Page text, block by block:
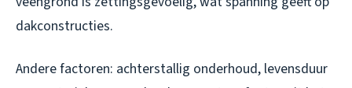
dakconstructies.
Andere factoren: achterstallig onderhoud, levensduur